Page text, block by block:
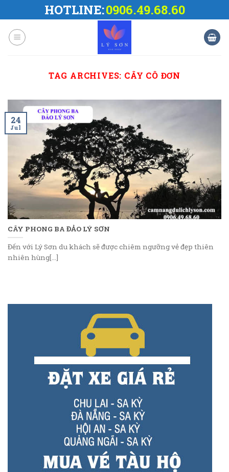
to
content
HOTLINE:0906.49.68.60
TAG ARCHIVES: CÂY CÔ ĐƠN
CÂY PHONG BA ĐẢO LÝ SƠN
Đến với Lý Sơn du khách sẽ được chiêm ngưỡng vẻ đẹp thiên
nhiên hùng[...]
24
Jul